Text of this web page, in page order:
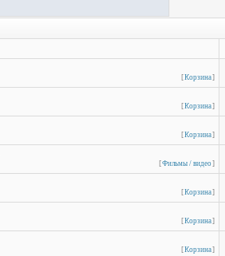
[Корзина]
[Корзина]
[Корзина]
[Фильмы / видео]
[Корзина]
[Корзина]
[Корзина]